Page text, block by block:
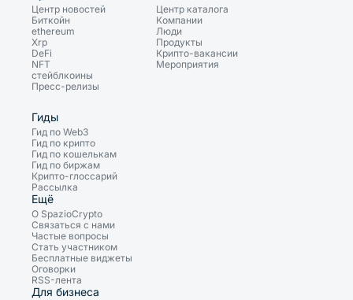
Центр новостей
Биткойн
ethereum
Xrp
DeFi
NFT
стейблкоины
Пресс-релизы
Центр каталога
Компании
Люди
Продукты
Крипто-вакансии
Мероприятия
Гиды
Гид по Web3
Гид по крипто
Гид по кошелькам
Гид по биржам
Крипто-глоссарий
Рассылка
Ещё
О SpazioCrypto
Связаться с нами
Частые вопросы
Стать участником
Бесплатные виджеты
Оговорки
RSS-лента
Для бизнеса